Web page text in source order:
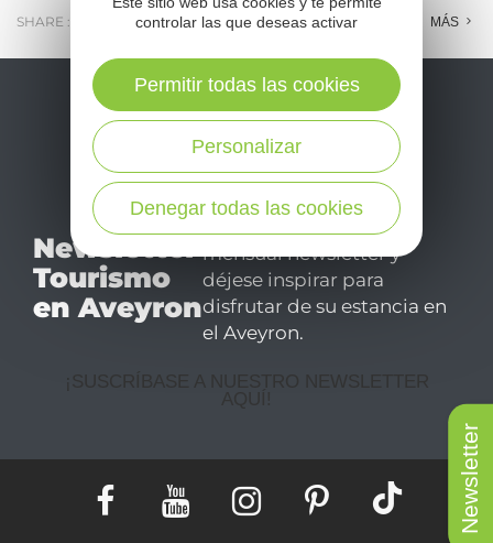
Newsletter
SHARE : E-MAIL MESSENGER FACEBOOK MÁS
Newsletter
Tourismo
en Aveyron
No se pierda nuestro
mensual newsletter y
déjese inspirar para
disfrutar de su estancia en
el Aveyron.
¡SUSCRÍBASE A NUESTRO NEWSLETTER
AQUÍ!
controlar las que deseas activar
Denegar todas las cookies
Personalizar
Permitir todas las cookies